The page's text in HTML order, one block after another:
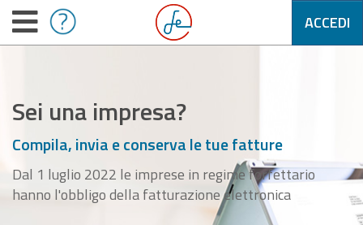
ACCEDI
Sei una impresa?
Compila, invia e conserva le tue fatture
Dal 1 luglio 2022 le imprese in regime forfettario
hanno l'obbligo della fatturazione elettronica